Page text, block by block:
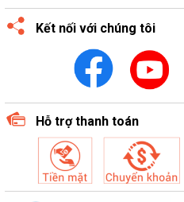
Kết nối với chúng tôi
Hỗ trợ thanh toán